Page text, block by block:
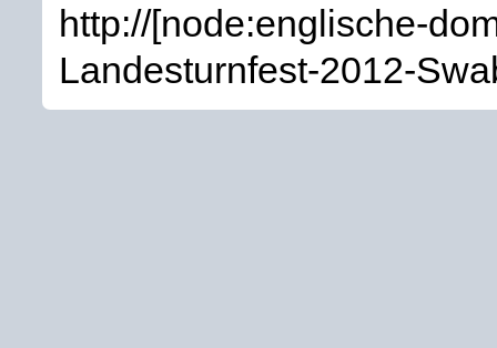
http://[node:englische-
Landesturnfest-2012-